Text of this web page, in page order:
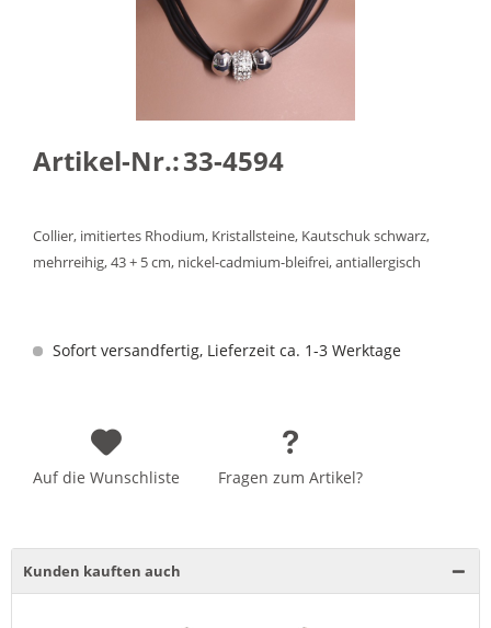
Artikel-Nr.:33-4594
Collier, imitiertes Rhodium, Kristallsteine, Kautschuk schwarz,
mehrreihig, 43 + 5 cm, nickel-cadmium-bleifrei, antiallergisch
Sofort versandfertig, Lieferzeit ca. 1-3 Werktage
Auf die Wunschliste Fragen zum Artikel?
Kunden kauften auch